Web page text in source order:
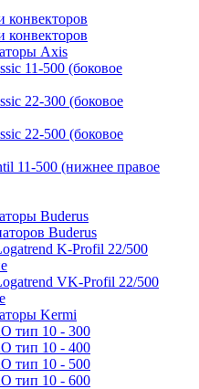
конвекторов
конвекторов
Axis
11-500 (боковое
22-300 (боковое
22-500 (боковое
11-500 (нижнее правое
Buderus
Buderus
K-Profil 22/500
VK-Profil 22/500
Kermi
тип 10 - 300
тип 10 - 400
тип 10 - 500
тип 10 - 600